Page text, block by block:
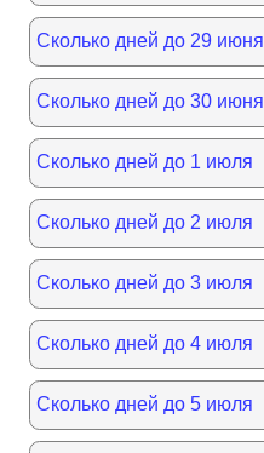
Сколько дней до 29 июня
Сколько дней до 30 июня
Сколько дней до 1 июля
Сколько дней до 2 июля
Сколько дней до 3 июля
Сколько дней до 4 июля
Сколько дней до 5 июля